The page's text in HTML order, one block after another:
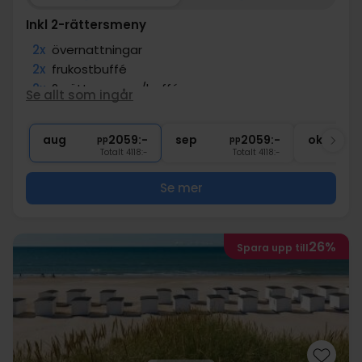
Inkl 2-rättersmeny
2x övernattningar
2x frukostbuffé
2x 2-rättersmeny/buffé
kaffe att ta med
∞ Gratis parkering
Se allt som ingår
aug pp2059:-
Totalt 4118:-
sep pp2059:-
Totalt 4118:-
okt
Se mer
Spara upp till26%